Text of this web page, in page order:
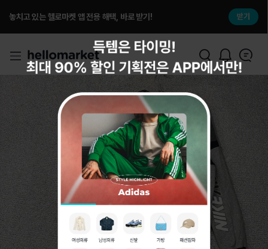
놓치고 있는 헬로마켓 앱 전용 해택, 바로 받기! 받기